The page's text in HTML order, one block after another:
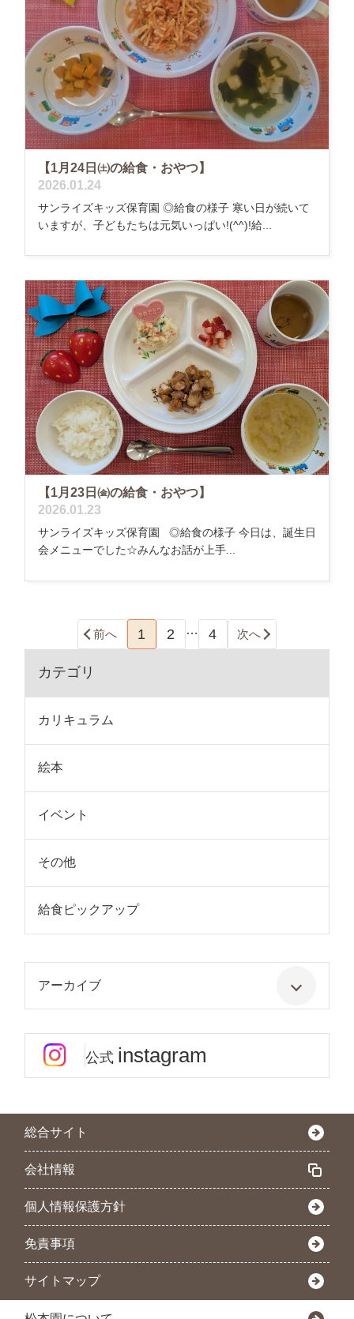
【1月24日㈯の給食・おやつ】
2026.01.24
サンライズキッズ保育園 ◎給食の様子 寒い日が続いて
いますが、子どもたちは元気いっぱい!(^^)!給...
【1月23日㈮の給食・おやつ】
2026.01.23
サンライズキッズ保育園 ◎給食の様子 今日は、誕生日
会メニューでした☆みんなお話が上手...
前へ 1 2 … 4 次へ
カテゴリ
カリキュラム
絵本
イベント
その他
給食ピックアップ
アーカイブ
公式 instagram
総合サイト
会社情報
個人情報保護方針
免責事項
サイトマップ